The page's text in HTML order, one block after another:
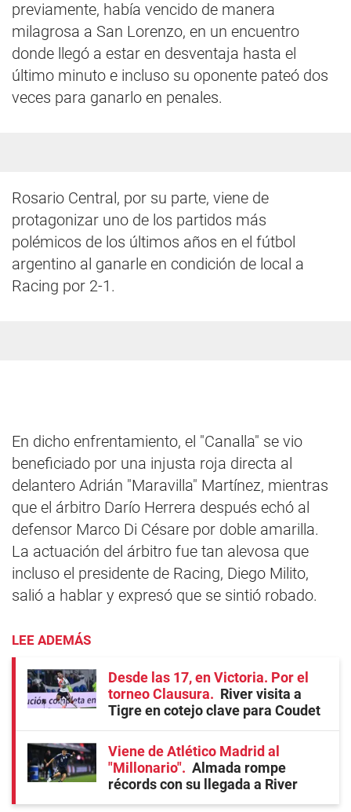
previamente, había vencido de manera
milagrosa a San Lorenzo, en un encuentro
donde llegó a estar en desventaja hasta el
último minuto e incluso su oponente pateó dos
veces para ganarlo en penales.
Rosario Central, por su parte, viene de
protagonizar uno de los partidos más
polémicos de los últimos años en el fútbol
argentino al ganarle en condición de local a
Racing por 2-1.
En dicho enfrentamiento, el "Canalla" se vio
beneficiado por una injusta roja directa al
delantero Adrián "Maravilla" Martínez, mientras
que el árbitro Darío Herrera después echó al
defensor Marco Di Césare por doble amarilla.
La actuación del árbitro fue tan alevosa que
incluso el presidente de Racing, Diego Milito,
salió a hablar y expresó que se sintió robado.
LEE ADEMÁS
Desde las 17, en Victoria. Por el
torneo Clausura
River visita a
Tigre en cotejo clave para Coudet
Viene de Atlético Madrid al
"Millonario"
Almada rompe
récords con su llegada a River